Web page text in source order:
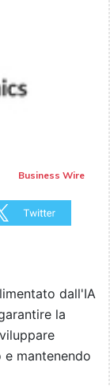
Business Wire
dall'IA
la
mantenendo